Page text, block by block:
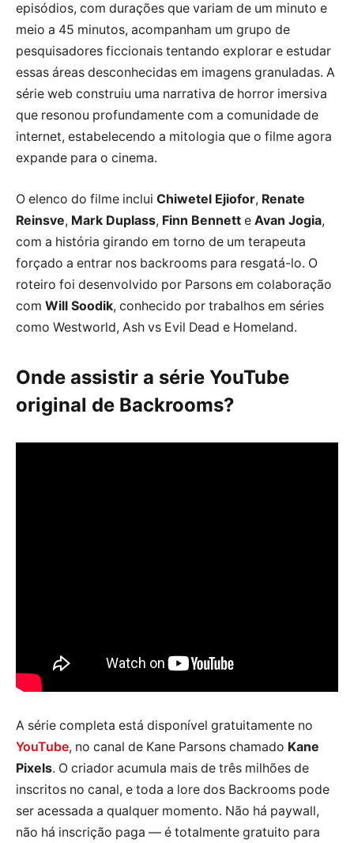
episódios, com durações que variam de um minuto e
meio a 45 minutos, acompanham um grupo de
pesquisadores ficcionais tentando explorar e estudar
essas áreas desconhecidas em imagens granuladas. A
série web construiu uma narrativa de horror imersiva
que resonou profundamente com a comunidade de
internet, estabelecendo a mitologia que o filme agora
expande para o cinema.
O elenco do filme inclui Chiwetel Ejiofor, Renate
Reinsve, Mark Duplass, Finn Bennett e Avan Jogia,
com a história girando em torno de um terapeuta
forçado a entrar nos backrooms para resgatá-lo. O
roteiro foi desenvolvido por Parsons em colaboração
com Will Soodik, conhecido por trabalhos em séries
como Westworld, Ash vs Evil Dead e Homeland.
Onde assistir a série YouTube
original de Backrooms?
A série completa está disponível gratuitamente no
YouTube, no canal de Kane Parsons chamado Kane
Pixels. O criador acumula mais de três milhões de
inscritos no canal, e toda a lore dos Backrooms pode
ser acessada a qualquer momento. Não há paywall,
não há inscrição paga — é totalmente gratuito para